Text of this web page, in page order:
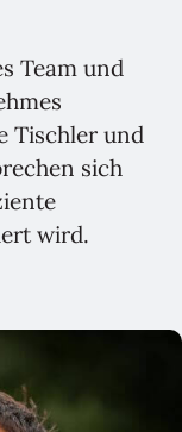
Team und
Tischler und
sich
wird.